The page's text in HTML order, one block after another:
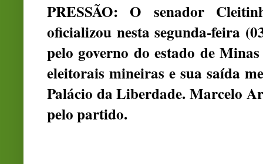
PRESSÃO: O senador
oficializou nesta segunda-feira
pelo governo do estado de
eleitorais mineiras e sua saída
Palácio da Liberdade. Marcelo
pelo partido.